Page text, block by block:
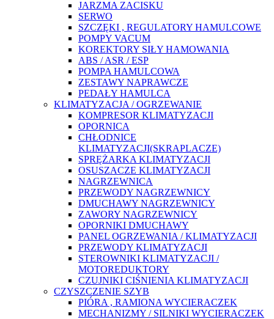
JARZMA ZACISKU
SERWO
SZCZĘKI , REGULATORY HAMULCOWE
POMPY VACUM
KOREKTORY SIŁY HAMOWANIA
ABS / ASR / ESP
POMPA HAMULCOWA
ZESTAWY NAPRAWCZE
PEDAŁY HAMULCA
KLIMATYZACJA / OGRZEWANIE
KOMPRESOR KLIMATYZACJI
OPORNICA
CHŁODNICE
KLIMATYZACJI(SKRAPLACZE)
SPRĘŻARKA KLIMATYZACJI
OSUSZACZE KLIMATYZACJI
NAGRZEWNICA
PRZEWODY NAGRZEWNICY
DMUCHAWY NAGRZEWNICY
ZAWORY NAGRZEWNICY
OPORNIKI DMUCHAWY
PANEL OGRZEWANIA / KLIMATYZACJI
PRZEWODY KLIMATYZACJI
STEROWNIKI KLIMATYZACJI /
MOTOREDUKTORY
CZUJNIKI CIŚNIENIA KLIMATYZACJI
CZYSZCZENIE SZYB
PIÓRA , RAMIONA WYCIERACZEK
MECHANIZMY / SILNIKI WYCIERACZEK